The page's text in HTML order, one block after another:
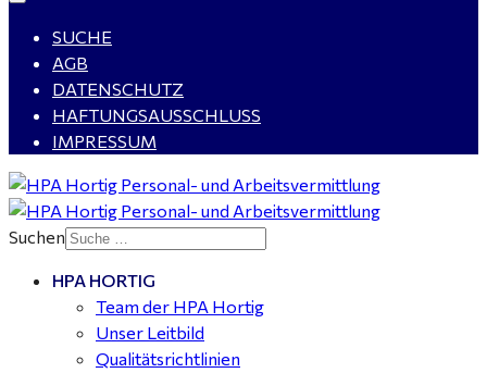
WIG-Schweißer / Vorrichter (m/w/d) Anlagen- und
Rohrleitungsbau - Tagschicht - Leuna ab 20 €
gesucht für Halle (Saale) - ab 4.000 €
Buchhalter (m/w/d) für Halle (Saale) gesucht - TZ 20-
SUCHE
AGB
DATENSCHUTZ
HAFTUNGSAUSSCHLUSS
IMPRESSUM
Suchen
HPA HORTIG
Team der HPA Hortig
Unser Leitbild
Qualitätsrichtlinien